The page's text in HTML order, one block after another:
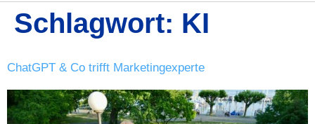
Schlagwort: KI
ChatGPT & Co trifft Marketingexperte